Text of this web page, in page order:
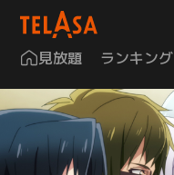
見放題 ランキング